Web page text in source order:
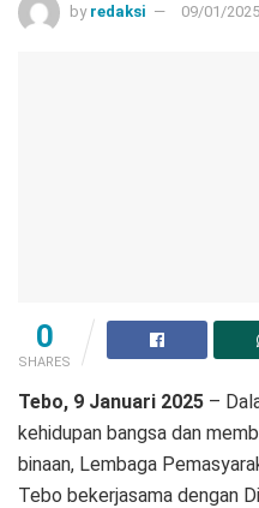
by redaksi 09/01/2025
0
SHARES
Tebo, 9 Januari 2025 –
kehidupan bangsa dan
binaan, Lembaga
Tebo bekerjasama dengan